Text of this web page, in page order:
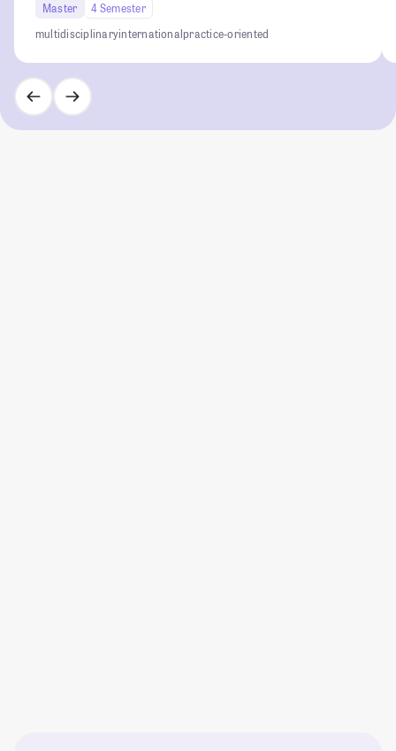
Master
4 Semester
multidisciplinaryinternationalpractice-oriented